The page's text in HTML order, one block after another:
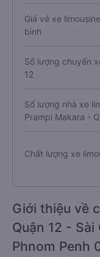
Giá vé xe
bình
Số lượng chuyến
12
Số lượng nhà xe
Prampi Makara -
Chất lượng xe
Giới thiệu về
Quận 12 -
Phnom Penh